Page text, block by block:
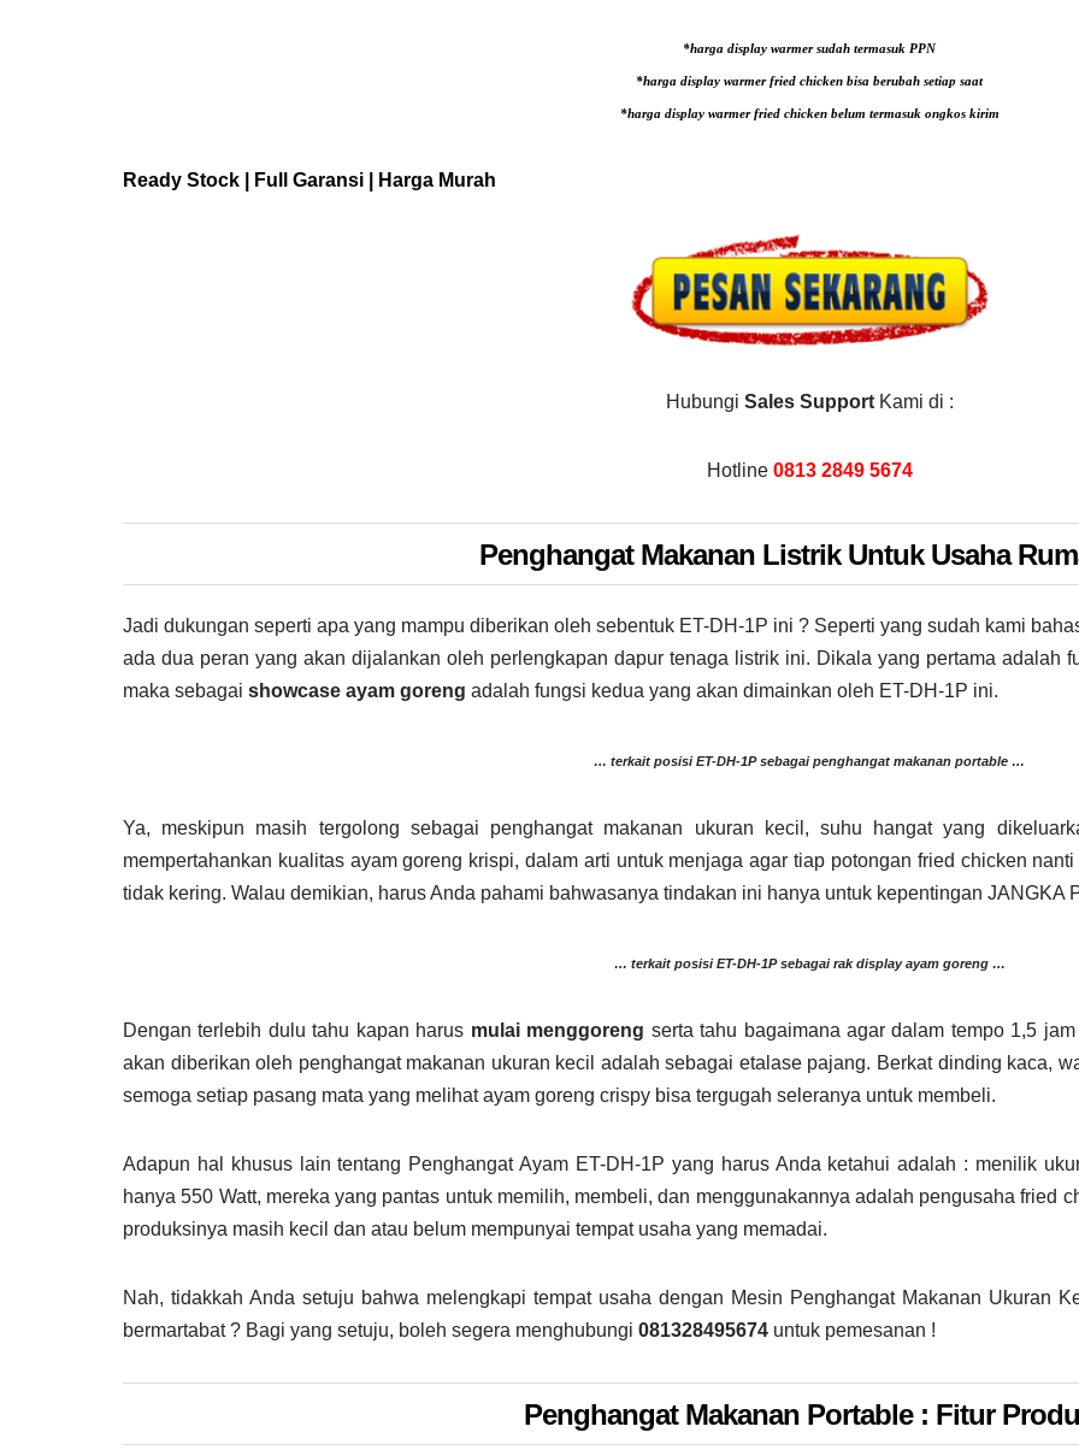
*harga display warmer sudah termasuk PPN
*harga display warmer fried chicken bisa berubah setiap saat
*harga display warmer fried chicken belum termasuk ongkos kirim
Ready Stock | Full Garansi | Harga Murah
Hubungi Sales SupportKami di :
Hotline 0813 2849 5674
Penghangat Makanan Listrik Untuk Usaha
Jadi dukungan seperti apa yang mampu diberikan oleh sebentuk ET-DH-1P ini ? Seperti yang sudah kami
ada dua peran yang akan dijalankan oleh perlengkapan dapur tenaga listrik ini. Dikala yang pertama adalah
maka sebagai showcase ayam goreng adalah fungsi kedua yang akan dimainkan oleh ET-DH-1P ini.
… terkait posisi ET-DH-1P sebagai penghangat makanan portable …
Ya, meskipun masih tergolong sebagai penghangat makanan ukuran kecil, suhu hangat yang
mempertahankan kualitas ayam goreng krispi, dalam arti untuk menjaga agar tiap potongan fried chicken
tidak kering. Walau demikian, harus Anda pahami bahwasanya tindakan ini hanya untuk kepentingan JANGKA
… terkait posisi ET-DH-1P sebagai rak display ayam goreng …
Dengan terlebih dulu tahu kapan harus mulai menggoreng serta tahu bagaimana agar dalam tempo 1,5
akan diberikan oleh penghangat makanan ukuran kecil adalah sebagai etalase pajang. Berkat dinding kaca,
semoga setiap pasang mata yang melihat ayam goreng crispy bisa tergugah seleranya untuk membeli.
Adapun hal khusus lain tentang Penghangat Ayam ET-DH-1P yang harus Anda ketahui adalah : menilik
hanya 550 Watt, mereka yang pantas untuk memilih, membeli, dan menggunakannya adalah pengusaha fried
produksinya masih kecil dan atau belum mempunyai tempat usaha yang memadai.
Nah, tidakkah Anda setuju bahwa melengkapi tempat usaha dengan Mesin Penghangat Makanan Ukuran
bermartabat ? Bagi yang setuju, boleh segera menghubungi 081328495674 untuk pemesanan !
Penghangat Makanan Portable : Fitur